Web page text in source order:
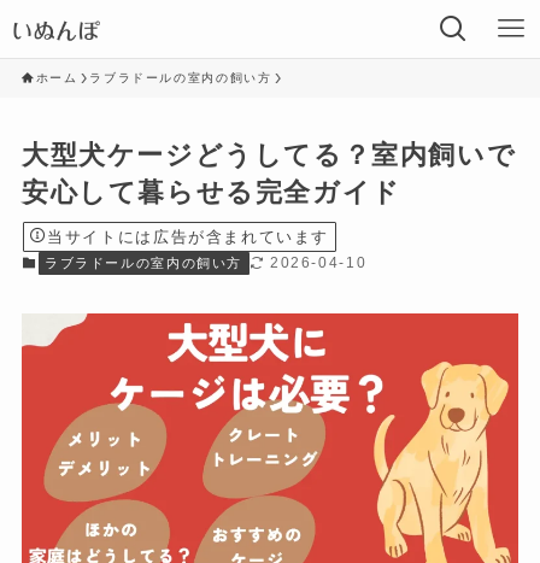
ホーム ラブラドールの室内の飼い方
大型犬ケージどうしてる？室内飼いで
安心して暮らせる完全ガイド
当サイトには広告が含まれています
ラブラドールの室内の飼い方 2026-04-10